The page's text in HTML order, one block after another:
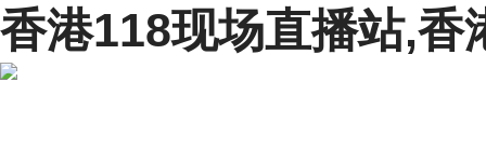
香港118现场直播站,香